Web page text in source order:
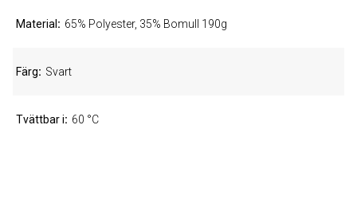
Material 65% Polyester, 35% Bomull 190g
Färg Svart
Tvättbar i 60 °C